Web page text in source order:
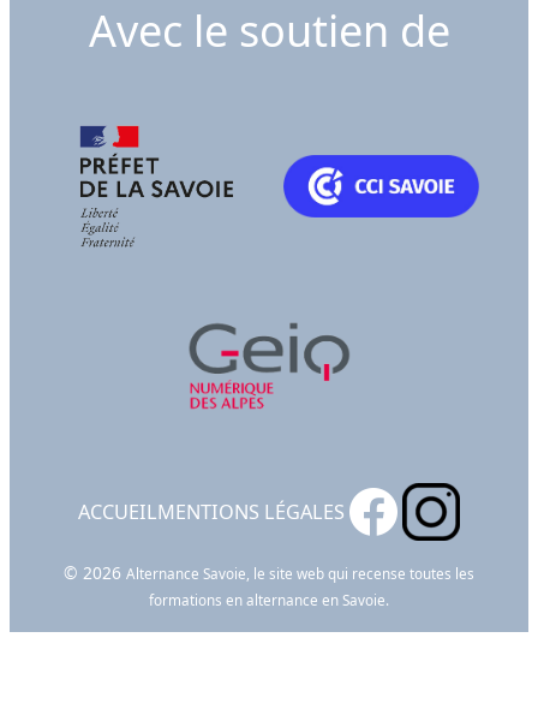
Avec le soutien de
ACCUEILMENTIONS LÉGALES
© 2026 Alternance Savoie, le site web qui recense toutes les
formations en alternance en Savoie.